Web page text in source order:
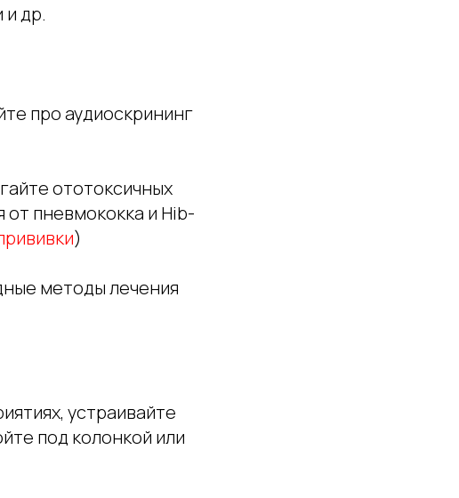
и др.
про аудиоскрининг
ототоксичных
от пневмококка и Hib-
)
методы лечения
устраивайте
под колонкой или